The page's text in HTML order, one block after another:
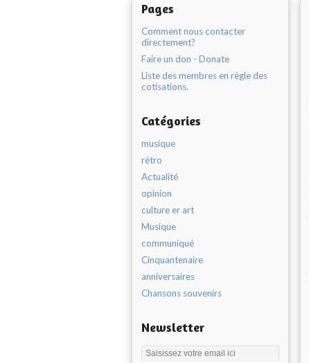
Pages
Comment nous contacter
directement?
Faire un don - Donate
Liste des membres en règle des
cotisations.
Catégories
musique
rétro
Actualité
opinion
culture er art
Musique
communiqué
Cinquantenaire
anniversaires
Chansons souvenirs
Newsletter